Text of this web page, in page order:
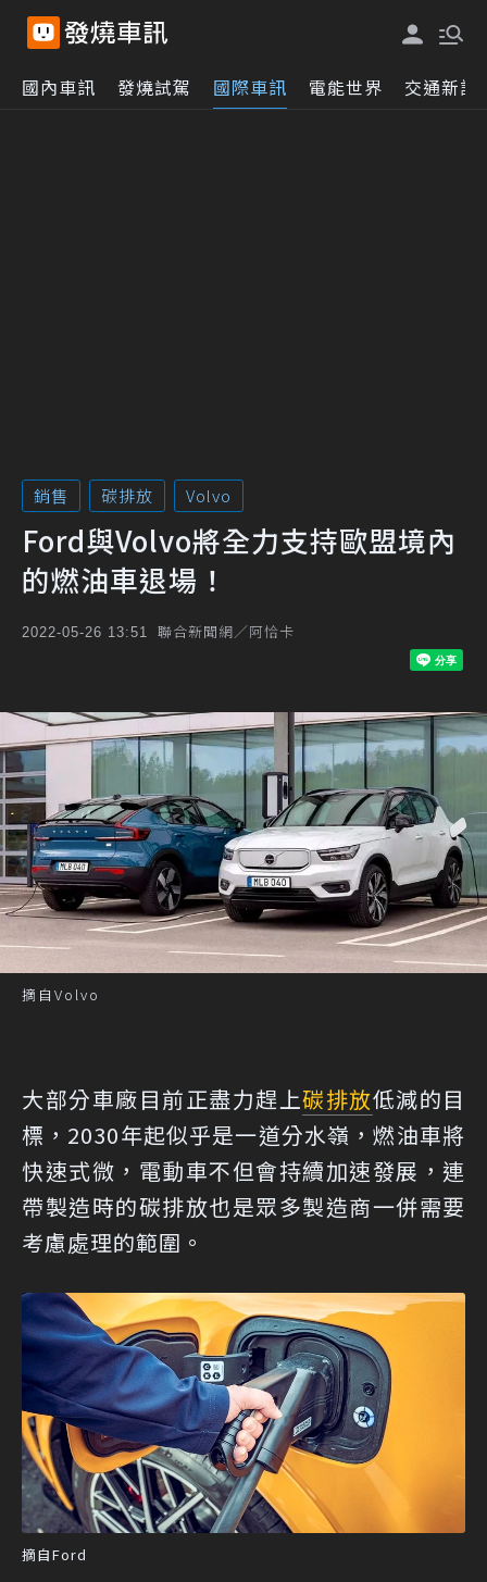
國內車訊 發燒試駕 國際車訊 電能世界 交通新訊
銷售 碳排放 Volvo
Ford與Volvo將全力支持歐盟境內
的燃油車退場！
2022-05-26 13:51 聯合新聞網／阿恰卡
摘自Volvo
大部分車廠目前正盡力趕上碳排放低減的目
標，2030年起似乎是一道分水嶺，燃油車將
快速式微，電動車不但會持續加速發展，連
帶製造時的碳排放也是眾多製造商一併需要
考慮處理的範圍。
摘自Ford